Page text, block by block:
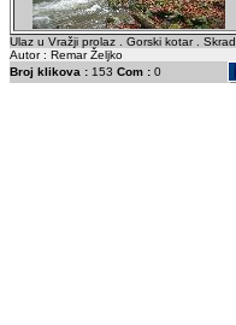
Ulaz u Vražji prolaz . Gorski kotar .
Autor : Remar Željko
Broj klikova :153 Com :0